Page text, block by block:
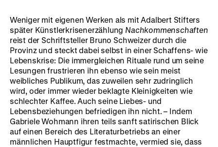
Weniger mit eigenen Werken als mit Adalbert Stifters
später Künstlerkrisenerzählung Nachkommenschaften
reist der Schriftsteller Bruno Schweizer durch die
Provinz und steckt dabei selbst in einer Schaffens- wie
Lebenskrise: Die immergleichen Rituale rund um seine
Lesungen frustrieren ihn ebenso wie sein meist
weibliches Publikum, das zuweilen sehr zudringlich
wird, oder immer wieder beklagte Kleinigkeiten wie
schlechter Kaffee. Auch seine Liebes- und
Lebensbeziehungen befriedigen ihn nicht. – Indem
Gabriele Wohmann ihren teils sanft satirischen Blick
auf einen Bereich des Literaturbetriebs an einer
männlichen Hauptfigur festmachte, vermied sie, dass